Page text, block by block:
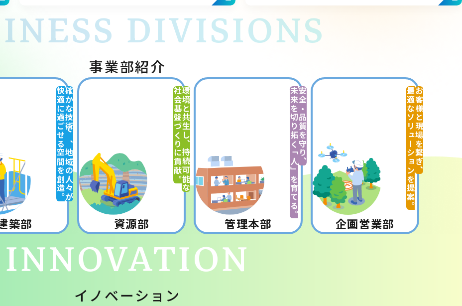
事業部紹介
DIVISIONS
確かな技術で、地域の人々が
快適に過ごせる空間を創造。
築部
環境と共生し、持続可能な
社会基盤づくりに貢献。
資源部
安全・品質を守り、
未来を切り拓く「人」を育てる。
管理本部
お客様と現場を繋ぎ、
最適なソリューションを提案。
企画営業部
イノベーション
INNOVATION